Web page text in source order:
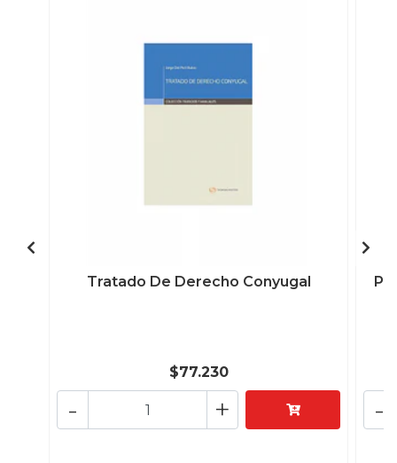
Tratado De Derecho Conyugal
$77.230
+
- -